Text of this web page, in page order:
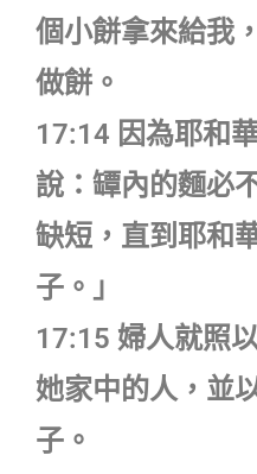
個小餅拿來給我
做餅。
17:14 因為耶和
說：罈內的麵必
缺短，直到耶和
子。」
17:15 婦人就照
她家中的人，並
子。